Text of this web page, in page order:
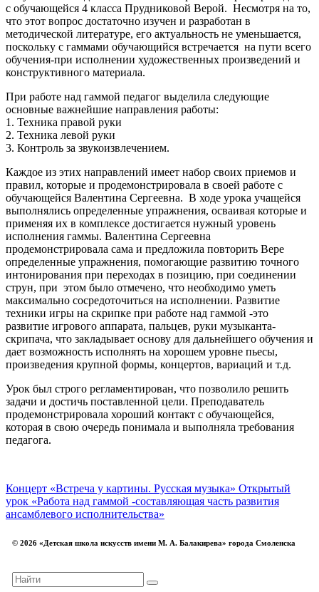
с обучающейся 4 класса Прудниковой Верой. Несмотря на то,
что этот вопрос достаточно изучен и разработан в
методической литературе, его актуальность не уменьшается,
поскольку с гаммами обучающийся встречается на пути всего
обучения-при исполнении художественных произведений и
конструктивного материала.
При работе над гаммой педагог выделила следующие
основные важнейшие направления работы:
1. Техника правой руки
2. Техника левой руки
3. Контроль за звукоизвлечением.
Каждое из этих направлений имеет набор своих приемов и
правил, которые и продемонстрировала в своей работе с
обучающейся Валентина Сергеевна. В ходе урока учащейся
выполнялись определенные упражнения, осваивая которые и
применяя их в комплексе достигается нужный уровень
исполнения гаммы. Валентина Сергеевна
продемонстрировала сама и предложила повторить Вере
определенные упражнения, помогающие развитию точного
интонирования при переходах в позицию, при соединении
струн, при этом было отмечено, что необходимо уметь
максимально сосредоточиться на исполнении. Развитие
техники игры на скрипке при работе над гаммой -это
развитие игрового аппарата, пальцев, руки музыканта-
скрипача, что закладывает основу для дальнейшего обучения и
дает возможность исполнять на хорошем уровне пьесы,
произведения крупной формы, концертов, вариаций и т.д.
Урок был строго регламентирован, что позволило решить
задачи и достичь поставленной цели. Преподаватель
продемонстрировала хороший контакт с обучающейся,
которая в свою очередь понимала и выполняла требования
педагога.
Концерт «Встреча у картины. Русская музыка» Открытый
урок «Работа над гаммой -составляющая часть развития
ансамблевого исполнительства»
© 2026 «Детская школа искусств имени М. А. Балакирева» города Смоленска